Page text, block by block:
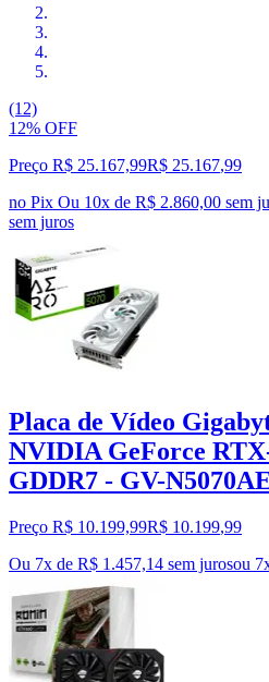
(12)
12% OFF
Preço R$ 25.167,99R$ 25.167,99
no Pix Ou 10x de R$ 2.860,00 sem
sem juros
Placa de Vídeo
NVIDIA GeForce
GDDR7 - GV-
Preço R$ 10.199,99R$ 10.199,99
Ou 7x de R$ 1.457,14 sem jurosou 7